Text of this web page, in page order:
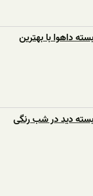
داهوا با بهترین
دید در شب رنگی